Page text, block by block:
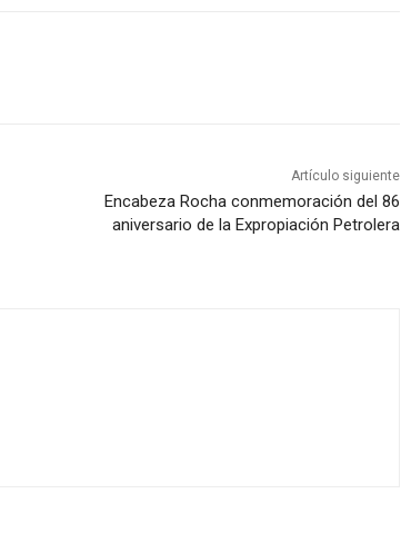
Artículo siguiente
Encabeza Rocha conmemoración del 86
aniversario de la Expropiación Petrolera